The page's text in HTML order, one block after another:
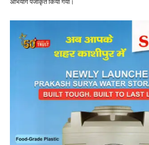
अभियोग पंजीकृत किया गया।